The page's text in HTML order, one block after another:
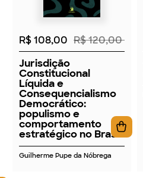
R$ 108,00 R$ 120,00
Jurisdição
Constitucional
Líquida e
Consequencialismo
Democrático:
populismo e
comportamento
estratégico no Brasil
Guilherme Pupe da Nóbrega